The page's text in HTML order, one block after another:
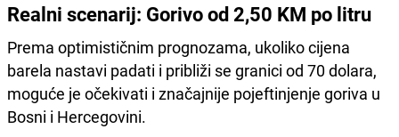
Realni scenarij: Gorivo od 2,50 KM po litru
Prema optimističnim prognozama, ukoliko cijena
barela nastavi padati i približi se granici od 70 dolara,
moguće je očekivati i značajnije pojeftinjenje goriva u
Bosni i Hercegovini.